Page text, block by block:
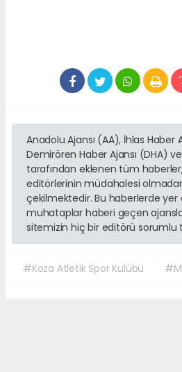
Anadolu Ajansı (AA), İhlas Haber
Demirören Haber Ajansı (DHA)
tarafından eklenen tüm
editörlerinin müdahalesi
çekilmektedir. Bu haberlerde yer
muhataplar haberi geçen
sitemizin hiç bir editörü sorumlu
#Koza Atletik Spor Kulübü